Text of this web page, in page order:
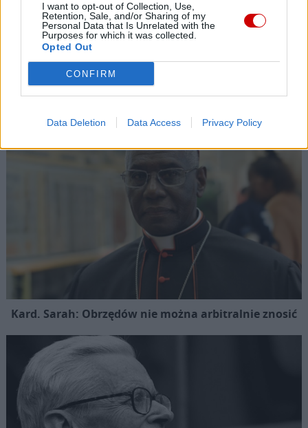
I want to opt-out of Collection, Use,
Retention, Sale, and/or Sharing of my
Personal Data that Is Unrelated with the
Purposes for which it was collected.
Opted Out
CONFIRM
Data Deletion Data Access Privacy Policy
07 sierpnia 2026 | 22:36
Narodowy Bank Ukrainy wyemituje monetę upamiętniającą Jana
Popularne
Kard. Sarah: Obrzędów nie można arbitralnie znosić